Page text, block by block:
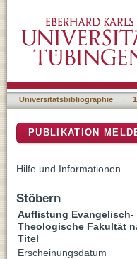
Universitätsbibliographie →
PUBLIKATION
Hilfe und Informationen
Stöbern
Auflistung Evangelisch-
Theologische Fakultät
Titel
Erscheinungsdatum